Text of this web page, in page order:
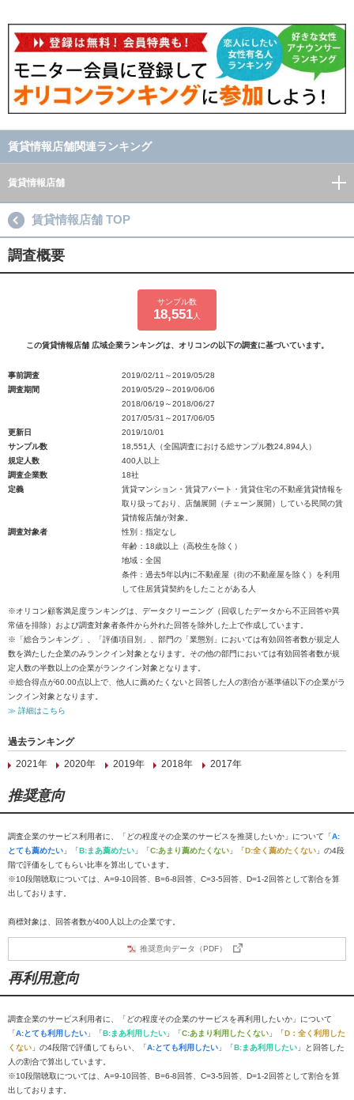
賃貸情報店舗関連ランキング
賃貸情報店舗
賃貸情報店舗 TOP
調査概要
サンプル数
18,551 人
この賃貸情報店舗 広域企業ランキングは、オリコンの以下の調査に基づいています。
事前調査
2019/02/11～2019/05/28
調査期間
2019/05/29～2019/06/06
2018/06/19～2018/06/27
2017/05/31～2017/06/05
更新日
2019/10/01
サンプル数
18,551人（全国調査における総サンプル数24,894人）
規定人数
400人以上
調査企業数
18社
定義
賃貸マンション・賃貸アパート・賃貸住宅の不動産賃貸情報を
取り扱っており、店舗展開（チェーン展開）している民間の賃
貸情報店舗が対象。
調査対象者
性別：指定なし
年齢：18歳以上（高校生を除く）
地域：全国
条件：過去5年以内に不動産屋（街の不動産屋を除く）を利用
して住居賃貸契約をしたことがある人
※オリコン顧客満足度ランキングは、データクリーニング（回収したデータから不正回答や異
常値を排除）および調査対象者条件から外れた回答を除外した上で作成しています。
※「総合ランキング」、「評価項目別」、部門の「業態別」においては有効回答者数が規定人
数を満たした企業のみランクイン対象となります。その他の部門においては有効回答者数が規
定人数の半数以上の企業がランクイン対象となります。
※総合得点が60.00点以上で、他人に薦めたくないと回答した人の割合が基準値以下の企業がラ
ンクイン対象となります。
≫ 詳細はこちら
過去ランキング
2021年
2020年 2019年 2018年 2017年
推奨意向
調査企業のサービス利用者に、「どの程度その企業のサービスを推奨したいか」について「A:
とても薦めたい 」「B:まあ薦めたい 」「C:あまり薦めたくない 」「D:全く薦めたくない 」の4段
階で評価をしてもらい比率を算出しています。
※10段階聴取については、A=9-10回答、B=6-8回答、C=3-5回答、D=1-2回答として割合を算
出しております。
商標対象は、回答者数が400人以上の企業です。
推奨意向データ（PDF）
再利用意向
調査企業のサービス利用者に、「どの程度その企業のサービスを再利用したいか」について
「A:とても利用したい 」「B:まあ利用したい 」「C:あまり利用したくない 」「D：全く利用した
くない 」の4段階で評価してもらい、「A:とても利用したい 」「B:まあ利用したい 」と回答した
人の割合で算出しています。
※10段階聴取については、A=9-10回答、B=6-8回答、C=3-5回答、D=1-2回答として割合を算
出しております。